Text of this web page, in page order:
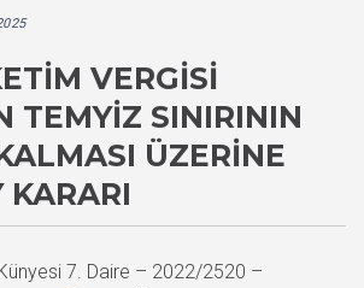
VERGISI
TEMYIZ SINIRININ
ÜZERINE
KARARI
7. Daire – 2022/2520 –